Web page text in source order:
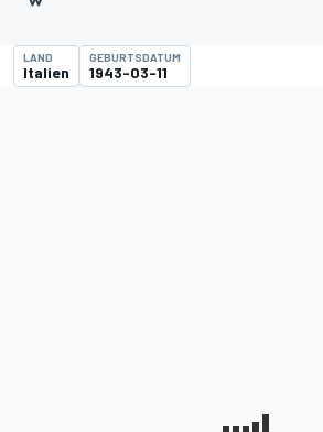
LAND
Italien
GEBURTSDATUM
1943-03-11